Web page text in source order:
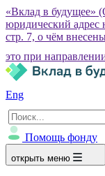
«Вклад в будущее»
юридический адрес
стр. 7, о чём
это при
Eng
Помощь фонду
открыть меню